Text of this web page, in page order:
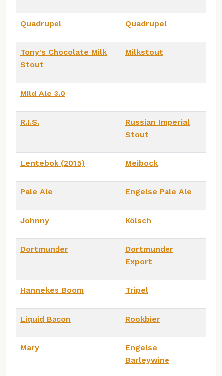
Quadrupel Quadrupel
Tony's Chocolate Milk
Stout
Milkstout
Mild Ale 3.0
R.I.S.
Russian Imperial
Stout
Lentebok (2015) Meibock
Pale Ale Engelse Pale Ale
Johnny Kölsch
Dortmunder
Dortmunder
Export
Hannekes Boom Tripel
Liquid Bacon Rookbier
Mary
Engelse
Barleywine